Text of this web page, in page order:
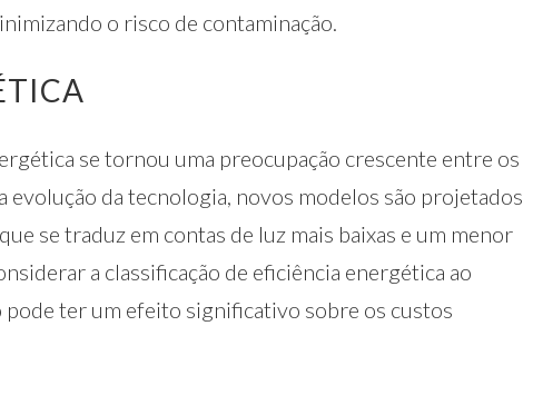
o risco de contaminação.
se tornou uma preocupação crescente entre os
da tecnologia, novos modelos são projetados
se traduz em contas de luz mais baixas e um menor
a classificação de eficiência energética ao
ter um efeito significativo sobre os custos